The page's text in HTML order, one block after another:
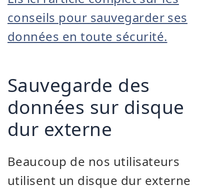
conseils pour sauvegarder ses
données en toute sécurité.
Sauvegarde des
données sur disque
dur externe
Beaucoup de nos utilisateurs
utilisent un disque dur externe